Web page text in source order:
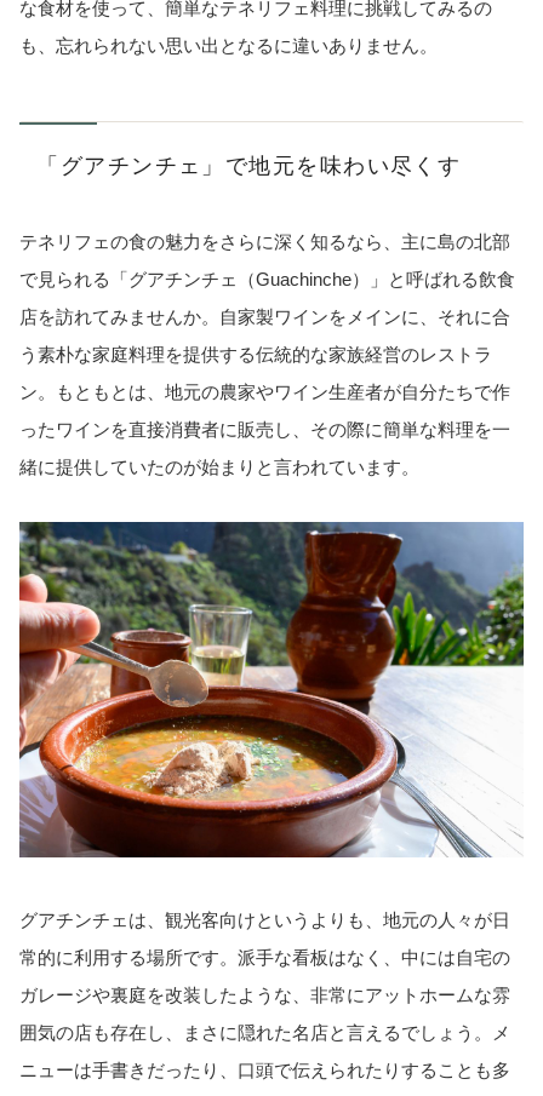
な食材を使って、簡単なテネリフェ料理に挑戦してみるの
も、忘れられない思い出となるに違いありません。
「グアチンチェ」で地元を味わい尽くす
テネリフェの食の魅力をさらに深く知るなら、主に島の北部
で見られる「グアチンチェ（Guachinche）」と呼ばれる飲食
店を訪れてみませんか。自家製ワインをメインに、それに合
う素朴な家庭料理を提供する伝統的な家族経営のレストラ
ン。もともとは、地元の農家やワイン生産者が自分たちで作
ったワインを直接消費者に販売し、その際に簡単な料理を一
緒に提供していたのが始まりと言われています。
グアチンチェは、観光客向けというよりも、地元の人々が日
常的に利用する場所です。派手な看板はなく、中には自宅の
ガレージや裏庭を改装したような、非常にアットホームな雰
囲気の店も存在し、まさに隠れた名店と言えるでしょう。メ
ニューは手書きだったり、口頭で伝えられたりすることも多